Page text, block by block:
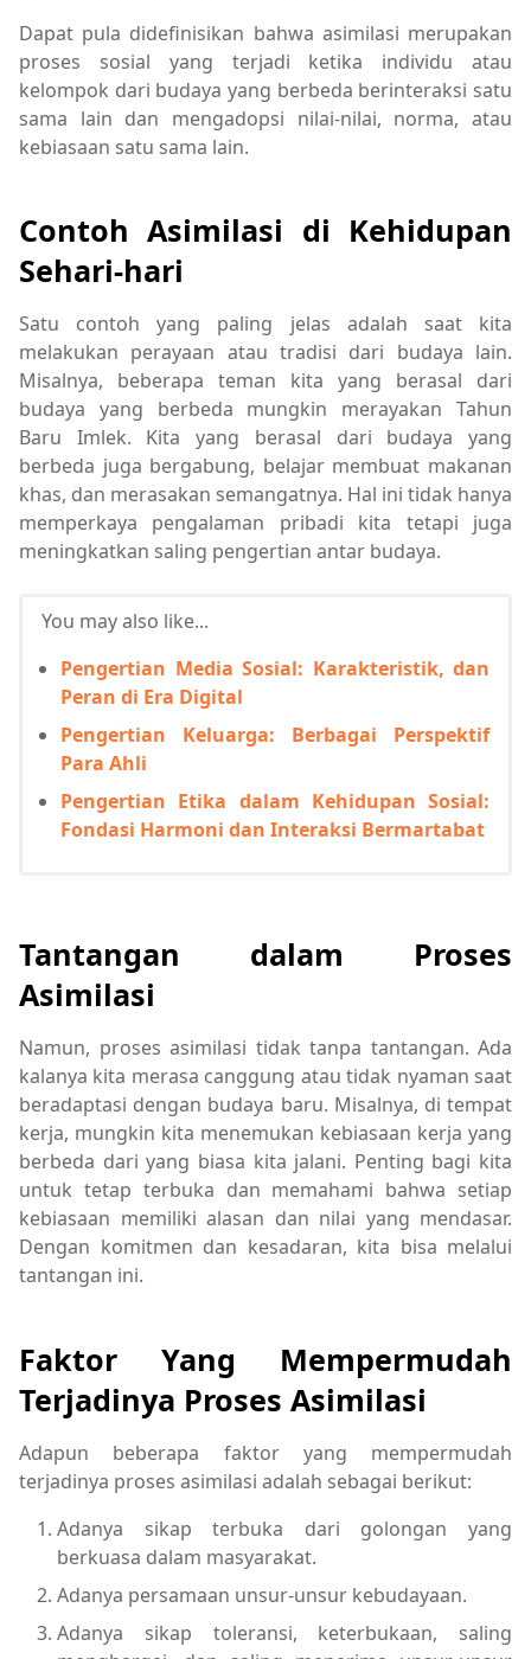
Dapat pula didefinisikan bahwa asimilasi merupakan
proses sosial yang terjadi ketika individu atau
kelompok dari budaya yang berbeda berinteraksi satu
sama lain dan mengadopsi nilai-nilai, norma, atau
kebiasaan satu sama lain.
Contoh Asimilasi di Kehidupan
Sehari-hari
Satu contoh yang paling jelas adalah saat kita
melakukan perayaan atau tradisi dari budaya lain.
Misalnya, beberapa teman kita yang berasal dari
budaya yang berbeda mungkin merayakan Tahun
Baru Imlek. Kita yang berasal dari budaya yang
berbeda juga bergabung, belajar membuat makanan
khas, dan merasakan semangatnya. Hal ini tidak hanya
memperkaya pengalaman pribadi kita tetapi juga
meningkatkan saling pengertian antar budaya.
You may also like...
Pengertian Media Sosial: Karakteristik, dan
Peran di Era Digital
Pengertian Keluarga: Berbagai Perspektif
Para Ahli
Pengertian Etika dalam Kehidupan Sosial:
Fondasi Harmoni dan Interaksi Bermartabat
Tantangan dalam Proses
Asimilasi
Namun, proses asimilasi tidak tanpa tantangan. Ada
kalanya kita merasa canggung atau tidak nyaman saat
beradaptasi dengan budaya baru. Misalnya, di tempat
kerja, mungkin kita menemukan kebiasaan kerja yang
berbeda dari yang biasa kita jalani. Penting bagi kita
untuk tetap terbuka dan memahami bahwa setiap
kebiasaan memiliki alasan dan nilai yang mendasar.
Dengan komitmen dan kesadaran, kita bisa melalui
tantangan ini.
Faktor Yang Mempermudah
Terjadinya Proses Asimilasi
Adapun beberapa faktor yang mempermudah
terjadinya proses asimilasi adalah sebagai berikut:
Adanya sikap terbuka dari golongan yang
berkuasa dalam masyarakat.
Adanya persamaan unsur-unsur kebudayaan.
Adanya sikap toleransi, keterbukaan, saling